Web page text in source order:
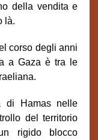
della vendita e
là.
corso degli anni
a Gaza è tra le
di Hamas nelle
del territorio
rigido blocco